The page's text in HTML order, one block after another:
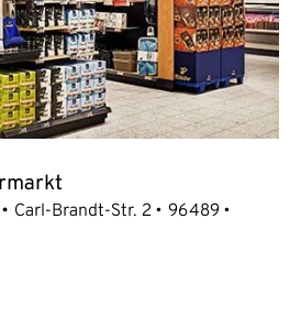
Carl-Brandt-Str. 2
96489